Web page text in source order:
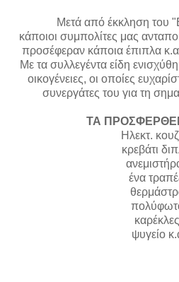
Μετά από έκκληση του
κάποιοι συμπολίτες μας
προσέφεραν κάποια έπιπλα
Με τα συλλεγέντα είδη
οικογένειες, οι οποίες
συνεργάτες του για τη
ΤΑ
Ηλεκτ.
κρεβάτι
ένα
καρέκλες
ψυγείο